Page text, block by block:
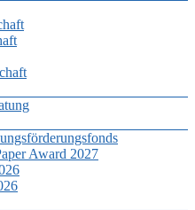
Award 2027